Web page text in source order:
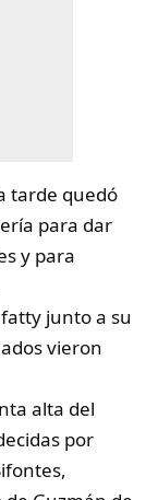
tarde quedó
para dar
y para
junto a su
vieron
alta del
por